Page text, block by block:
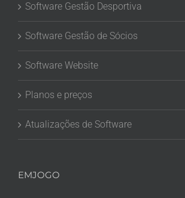
Software Gestão Desportiva
Software Gestão de Sócios
Software Website
Planos e preços
Atualizações de Software
EMJOGO